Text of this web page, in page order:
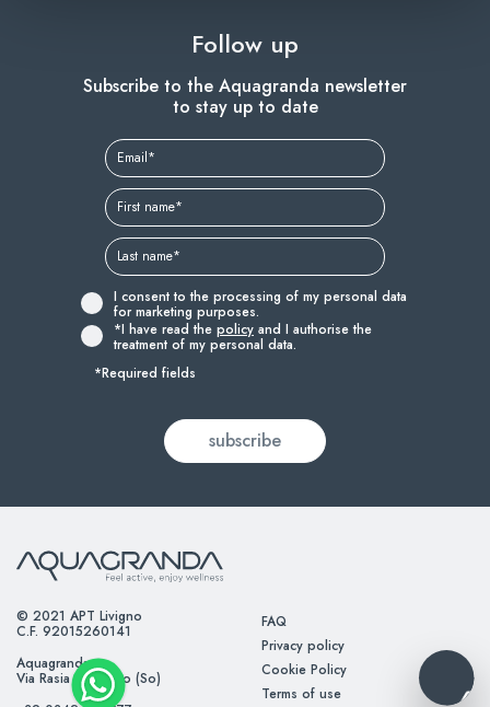
Follow up
Subscribe to the Aquagranda newsletter
to stay up to date
I consent to the processing of my personal data
for marketing purposes.
*I have read the policy and I authorise the
treatment of my personal data.
*Required fields
© 2021 APT Livigno
C.F. 92015260141
Aquagranda
Via Rasia – Livigno (So)
FAQ
Privacy policy
Cookie Policy
Terms of use